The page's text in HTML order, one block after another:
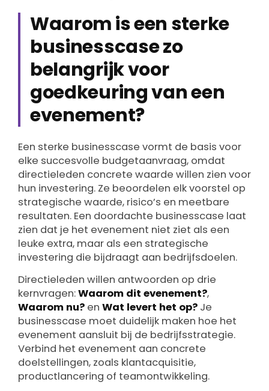
Waarom is een sterke
businesscase zo
belangrijk voor
goedkeuring van een
evenement?
Een sterke businesscase vormt de basis voor
elke succesvolle budgetaanvraag, omdat
directieleden concrete waarde willen zien voor
hun investering. Ze beoordelen elk voorstel op
strategische waarde, risico’s en meetbare
resultaten. Een doordachte businesscase laat
zien dat je het evenement niet ziet als een
leuke extra, maar als een strategische
investering die bijdraagt aan bedrijfsdoelen.
Directieleden willen antwoorden op drie
kernvragen:Waarom dit evenement?,
Waarom nu? en Wat levert het op? Je
businesscase moet duidelijk maken hoe het
evenement aansluit bij de bedrijfsstrategie.
Verbind het evenement aan concrete
doelstellingen, zoals klantacquisitie,
productlancering of teamontwikkeling.